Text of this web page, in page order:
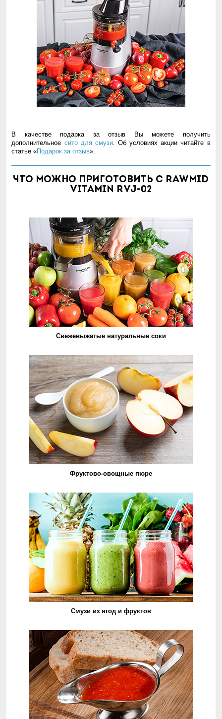
В качестве подарка за отзыв Вы можете получить
дополнительное сито для смузи. Об условиях акции читайте в
статье «Подарок за отзыв».
Что можно приготовить с RAWMID
Vitamin RVJ-02
Свежевыжатые натуральные соки
Фруктово-овощные пюре
Смузи из ягод и фруктов